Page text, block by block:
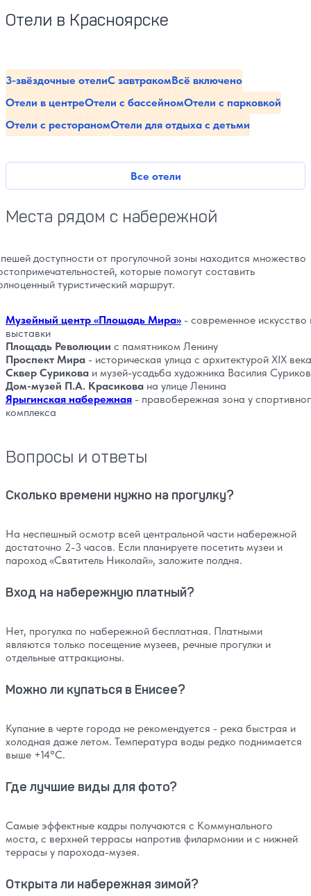
Отели в Красноярске
Все отели
3-звёздочные отелиС завтракомВсё включено
Отели в центреОтели с бассейномОтели с парковкой
Отели с рестораномОтели для отдыха с детьми
Места рядом с набережной
доступности от прогулочной зоны находится множество
которые помогут составить
туристический маршрут.
Музейный центр «Площадь Мира» - современное искусство
выставки
Площадь Революции с памятником Ленину
Проспект Мира - историческая улица с архитектурой XIX века
Сквер Сурикова и музей-усадьба художника Василия
Дом-музей П.А. Красикова на улице Ленина
Ярыгинская набережная - правобережная зона у
комплекса
Вопросы и ответы
Сколько времени нужно на прогулку?
На неспешный осмотр всей центральной части набережной
достаточно 2-3 часов. Если планируете посетить музеи и
пароход «Святитель Николай», заложите полдня.
Вход на набережную платный?
Нет, прогулка по набережной бесплатная. Платными
являются только посещение музеев, речные прогулки и
отдельные аттракционы.
Можно ли купаться в Енисее?
Купание в черте города не рекомендуется - река быстрая и
холодная даже летом. Температура воды редко поднимается
выше +14°C.
Где лучшие виды для фото?
Самые эффектные кадры получаются с Коммунального
моста, с верхней террасы напротив филармонии и с нижней
террасы у парохода-музея.
Открыта ли набережная зимой?